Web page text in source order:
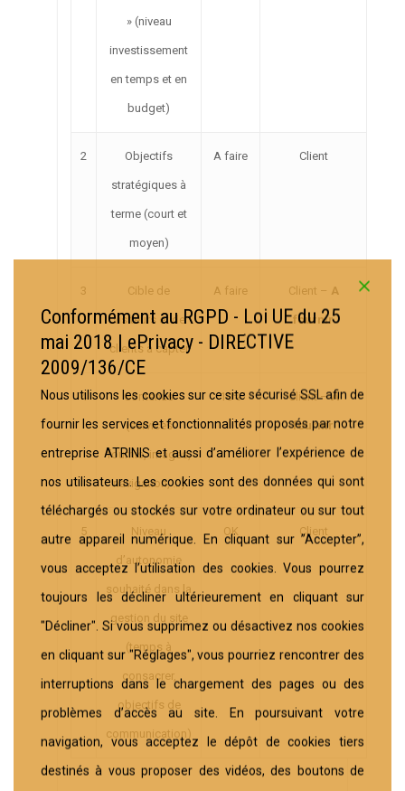
» (niveau
investissement
en temps et en
budget)
2 Objectifs
stratégiques à
terme (court et
moyen)
A faire Client
3 Cible de
visiteurs et de
clients à capter
A faire Client – A
fournir
4 Contenus
(services
fournis, images,
navigation, …)
10% Client –A
fournir
5 Niveau
d’autonomie
souhaité dans la
gestion du site
(temps à
consacrer,
objectifs de
communication)
OK Client
Conformément au RGPD - Loi UE du 25
mai 2018 | ePrivacy - DIRECTIVE
2009/136/CE
Nous utilisons les cookies sur ce site sécurisé SSL afin de
fournir les services et fonctionnalités proposés par notre
entreprise ATRINIS et aussi d’améliorer l’expérience de
nos utilisateurs. Les cookies sont des données qui sont
téléchargés ou stockés sur votre ordinateur ou sur tout
autre appareil numérique. En cliquant sur ”Accepter”,
vous acceptez l’utilisation des cookies. Vous pourrez
toujours les décliner ultérieurement en cliquant sur
"Décliner". Si vous supprimez ou désactivez nos cookies
en cliquant sur "Réglages", vous pourriez rencontrer des
interruptions dans le chargement des pages ou des
problèmes d’accès au site. En poursuivant votre
navigation, vous acceptez le dépôt de cookies tiers
destinés à vous proposer des vidéos, des boutons de